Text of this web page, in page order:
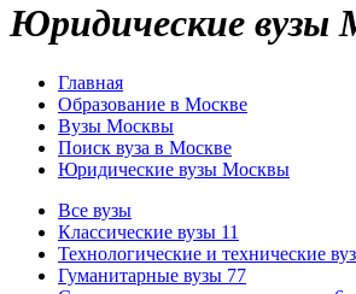
Юридические вузы
Главная
Образование в Москве
Вузы Москвы
Поиск вуза в Москве
Юридические вузы Москвы
Все вузы
Классические вузы 11
Технологические и технические
Гуманитарные вузы 77